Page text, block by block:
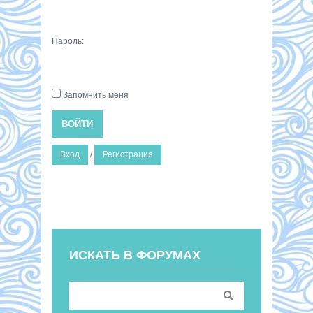
Пароль:
Запомнить меня
ВОЙТИ
Вход / Регистрация
ИСКАТЬ В ФОРУМАХ